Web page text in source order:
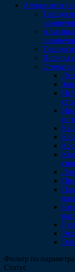
Алмазные и
Полиры
Фильтр по
Статус